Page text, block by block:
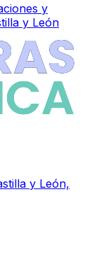
y
y León
y León,